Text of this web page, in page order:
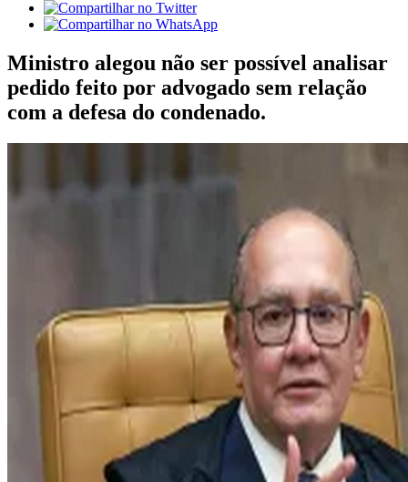
Ministro alegou não ser possível analisar
pedido feito por advogado sem relação
com a defesa do condenado.